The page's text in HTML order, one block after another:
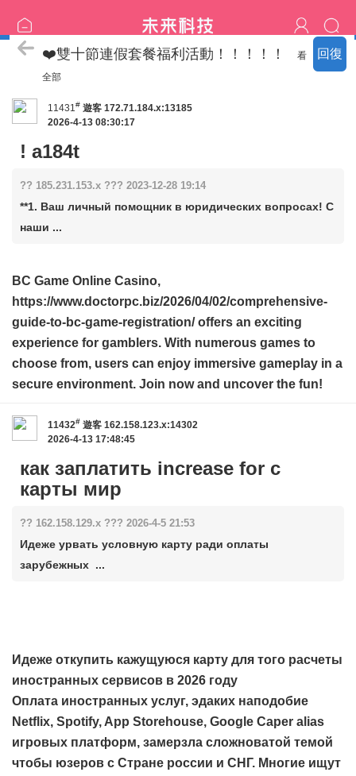
回復
喝茶流程
❤️雙十節連假套餐福利活動！！！！！
看
全部
11431# 遊客 172.71.184.x:13185
2026-4-13 08:30:17
! a184t
?? 185.231.153.x ??? 2023-12-28 19:14
**1. Ваш личный помощник в юридических вопросах! С
наши ...
BC Game Online Casino,
https://www.doctorpc.biz/2026/04/02/comprehensive-
guide-to-bc-game-registration/offers an exciting
experience for gamblers. With numerous games to
choose from, users can enjoy immersive gameplay in a
secure environment. Join now and uncover the fun!
11432# 遊客 162.158.123.x:14302
2026-4-13 17:48:45
как заплатить increase for с
карты мир
?? 162.158.129.x ??? 2026-4-5 21:53
Идеже урвать условную карту ради оплаты
зарубежных ...
Идеже откупить кажущуюся карту для того расчеты
иностранных сервисов в 2026 году
Оплата иностранных услуг, эдаких наподобие
Netflix, Spotify, App Storehouse, Google Caper alias
игровых платформ, замерзла сложноватой темой
чтобы юзеров с Стране россии и СНГ. Многие ищут